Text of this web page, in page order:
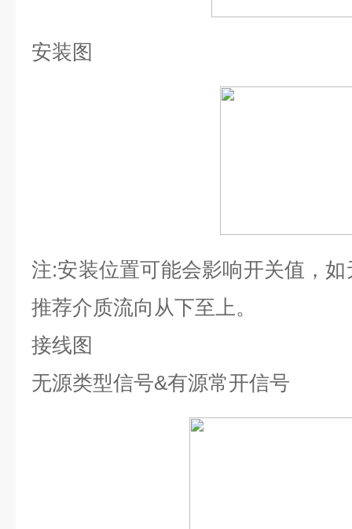
安装图
注:安装位置可能会影响开关值，
推荐介质流向从下至上。
接线图
无源类型信号&有源常开信号